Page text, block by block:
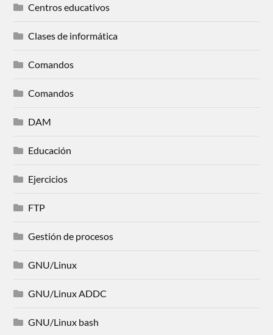
Centros educativos
Clases de informática
Comandos
Comandos
DAM
Educación
Ejercicios
FTP
Gestión de procesos
GNU/Linux
GNU/Linux ADDC
GNU/Linux bash